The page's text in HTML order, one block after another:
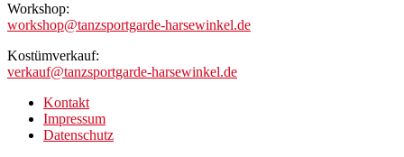
Workshop:
workshop@tanzsportgarde-harsewinkel.de
Kostümverkauf:
verkauf@tanzsportgarde-harsewinkel.de
Kontakt
Impressum
Datenschutz